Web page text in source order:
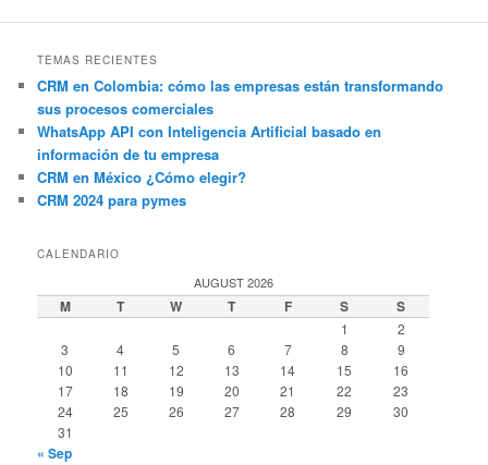
TEMAS RECIENTES
CRM en Colombia: cómo las empresas están transformando
sus procesos comerciales
WhatsApp API con Inteligencia Artificial basado en
información de tu empresa
CRM en México ¿Cómo elegir?
CRM 2024 para pymes
CALENDARIO
AUGUST 2026
M T W T F S S
1
2
3
4 5 6 7 8
9
10
11 12 13 14 15
16
17
18 19 20 21 22
23
24
25 26 27 28 29
30
31
« Sep